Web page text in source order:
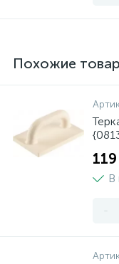
Похожие
В
-